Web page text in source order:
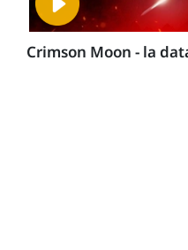
Crimson Moon - la